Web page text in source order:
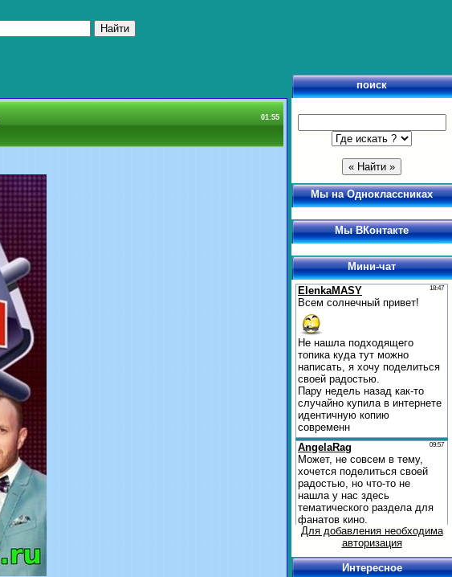
01:55
поиск
Мы на Одноклассниках
Мы ВКонтакте
Мини-чат
Для добавления необходима
авторизация
Интересное